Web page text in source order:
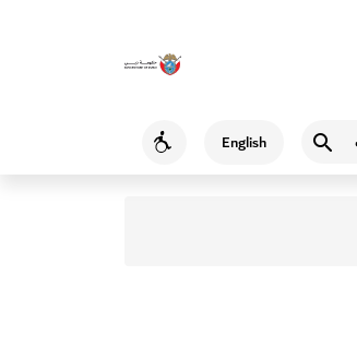
English
Accessibility